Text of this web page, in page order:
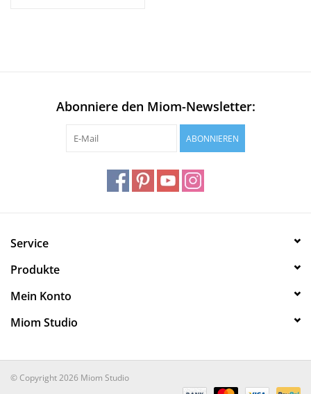
Abonniere den Miom-Newsletter:
ABONNIEREN
Service
Produkte
Mein Konto
Miom Studio
© Copyright 2026 Miom Studio